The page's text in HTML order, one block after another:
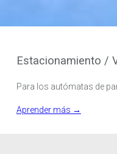
Estacionamiento /
Para los autómatas de
Aprender más →